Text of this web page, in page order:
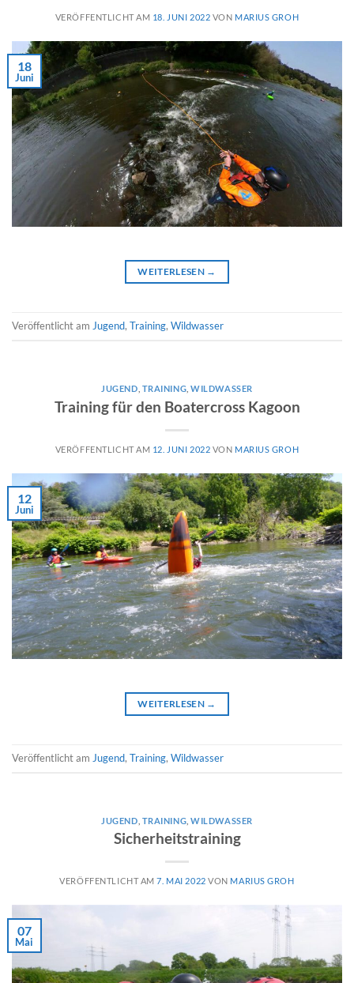
VERÖFFENTLICHT AM 18. JUNI 2022 VON MARIUS GROH
18
Juni
WEITERLESEN →
Veröffentlicht am Jugend, Training, Wildwasser
JUGEND TRAINING ,WILDWASSER
Training für den Boatercross Kagoon
VERÖFFENTLICHT AM 12. JUNI 2022 VON MARIUS GROH
12
Juni
WEITERLESEN →
Veröffentlicht am Jugend, Training, Wildwasser
JUGEND TRAINING ,WILDWASSER
Sicherheitstraining
VERÖFFENTLICHT AM7. MAI 2022 VON MARIUS GROH
07
Mai